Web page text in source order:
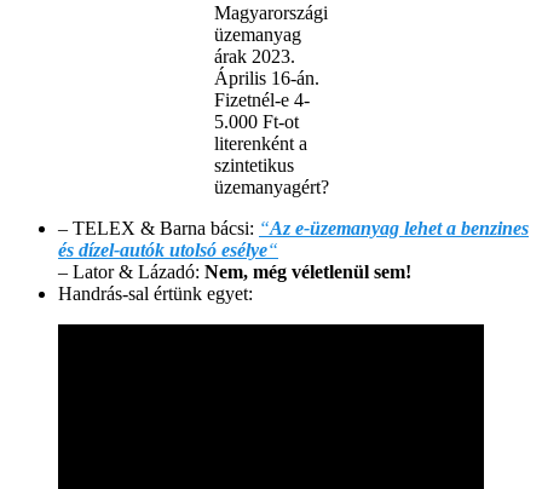
Magyarországi
üzemanyag
árak 2023.
Április 16-án.
Fizetnél-e 4-
5.000 Ft-ot
literenként a
szintetikus
üzemanyagért?
– TELEX & Barna bácsi: “Az e-üzemanyag lehet a benzines
és dízel-autók utolsó esélye“
– Lator & Lázadó: Nem, még véletlenül sem!
Handrás-sal értünk egyet: